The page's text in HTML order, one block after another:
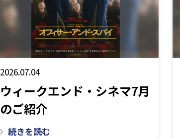
2026.07.04
ウィークエンド・シネマ7月
のご紹介
続きを読む